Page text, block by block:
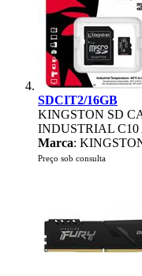
SDCIT2/16GB
KINGSTON SD
INDUSTRIAL C10
Marca:
Preço sob consulta